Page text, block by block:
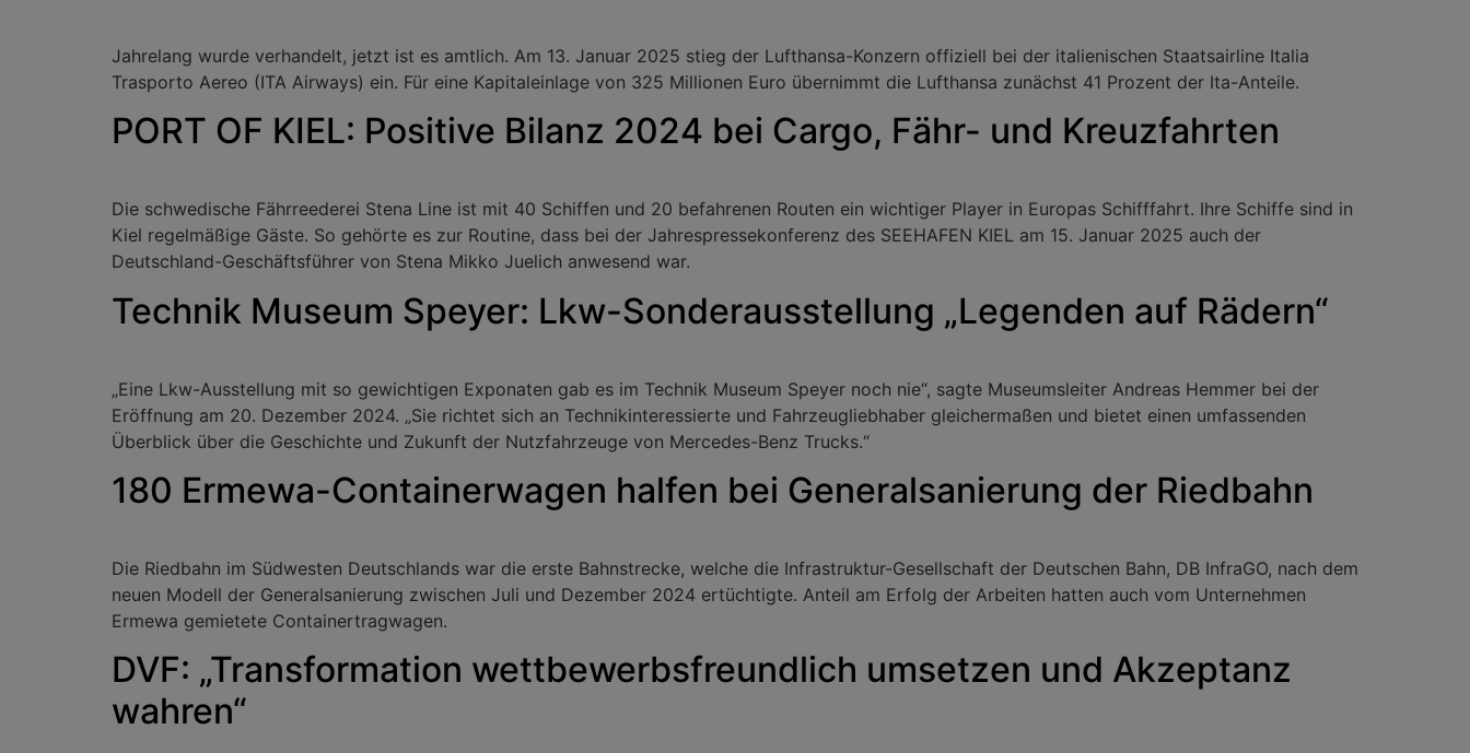
Jahrelang wurde verhandelt, jetzt ist es amtlich. Am 13. Januar 2025 stieg der Lufthansa-Konzern offiziell bei der italienischen Staatsairline Italia
Trasporto Aereo (ITA Airways) ein. Für eine Kapitaleinlage von 325 Millionen Euro übernimmt die Lufthansa zunächst 41 Prozent der Ita-Anteile.
PORT OF KIEL: Positive Bilanz 2024 bei Cargo, Fähr- und Kreuzfahrten
Die schwedische Fährreederei Stena Line ist mit 40 Schiffen und 20 befahrenen Routen ein wichtiger Player in Europas Schifffahrt. Ihre Schiffe sind in
Kiel regelmäßige Gäste. So gehörte es zur Routine, dass bei der Jahrespressekonferenz des SEEHAFEN KIEL am 15. Januar 2025 auch der
Deutschland-Geschäftsführer von Stena Mikko Juelich anwesend war.
Technik Museum Speyer: Lkw-Sonderausstellung „Legenden auf Rädern“
„Eine Lkw-Ausstellung mit so gewichtigen Exponaten gab es im Technik Museum Speyer noch nie“, sagte Museumsleiter Andreas Hemmer bei der
Eröffnung am 20. Dezember 2024. „Sie richtet sich an Technikinteressierte und Fahrzeugliebhaber gleichermaßen und bietet einen umfassenden
Überblick über die Geschichte und Zukunft der Nutzfahrzeuge von Mercedes-Benz Trucks.“
180 Ermewa-Containerwagen halfen bei Generalsanierung der Riedbahn
Die Riedbahn im Südwesten Deutschlands war die erste Bahnstrecke, welche die Infrastruktur-Gesellschaft der Deutschen Bahn, DB InfraGO, nach dem
neuen Modell der Generalsanierung zwischen Juli und Dezember 2024 ertüchtigte. Anteil am Erfolg der Arbeiten hatten auch vom Unternehmen
Ermewa gemietete Containertragwagen.
DVF: „Transformation wettbewerbsfreundlich umsetzen und Akzeptanz
wahren“